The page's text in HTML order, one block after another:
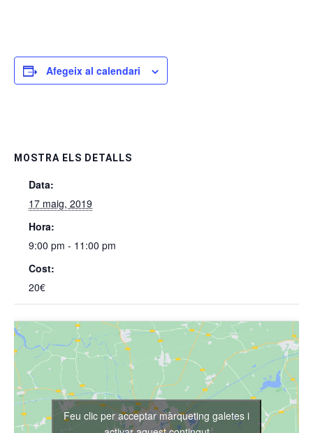
Afegeix al calendari
MOSTRA ELS DETALLS
Data:
17 maig, 2019
Hora:
9:00 pm - 11:00 pm
Cost:
20€
Feu clic per acceptar màrqueting galetes i